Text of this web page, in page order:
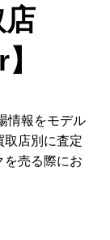
店
情報をモデル
取店別に査定
を売る際にお